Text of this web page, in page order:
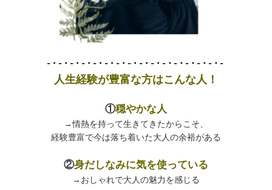
人生経験が豊富な方はこんな人！
①穏やかな人
→情熱を持って生きてきたからこそ、
経験豊富で今は落ち着いた大人の余裕がある
②身だしなみに気を使っている
→おしゃれで大人の魅力を感じる